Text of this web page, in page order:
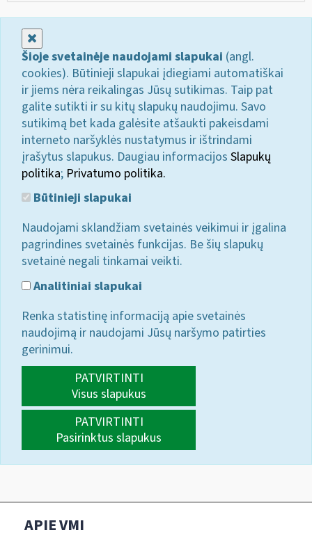
Šioje svetainėje naudojami slapukai (angl.
cookies). Būtinieji slapukai įdiegiami automatiškai
ir jiems nėra reikalingas Jūsų sutikimas. Taip pat
galite sutikti ir su kitų slapukų naudojimu. Savo
sutikimą bet kada galėsite atšaukti pakeisdami
interneto naršyklės nustatymus ir ištrindami
įrašytus slapukus. Daugiau informacijos Slapukų
politika; Privatumo politika.
Būtinieji slapukai
Naudojami sklandžiam svetainės veikimui ir įgalina
pagrindines svetainės funkcijas. Be šių slapukų
svetainė negali tinkamai veikti.
Analitiniai slapukai
Renka statistinę informaciją apie svetainės
naudojimą ir naudojami Jūsų naršymo patirties
gerinimui.
PATVIRTINTI
Visus slapukus
PATVIRTINTI
Pasirinktus slapukus
APIE VMI